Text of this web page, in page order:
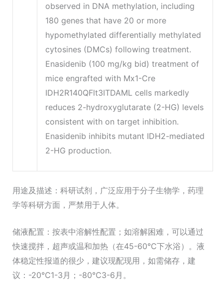
observed in DNA methylation, including
180 genes that have 20 or more
hypomethylated differentially methylated
cytosines (DMCs) following treatment.
Enasidenib (100 mg/kg bid) treatment of
mice engrafted with Mx1-Cre
IDH2R140QFlt3ITDAML cells markedly
reduces 2-hydroxyglutarate (2-HG) levels
consistent with on target inhibition.
Enasidenib inhibits mutant IDH2-mediated
2-HG production.
用途及描述：科研试剂，广泛应用于分子生物学，药理
学等科研方面，严禁用于人体。
储液配置：按表中溶解性配置；如溶解困难，可以通过
快速搅拌，超声或温和加热（在45-60°C下水浴）。液
体稳定性报道的很少，建议现配现用，如需储存，建
议：-20℃1-3月；-80℃3-6月。